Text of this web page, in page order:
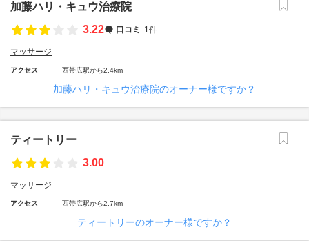
加藤ハリ・キュウ治療院
3.22
口コミ 1件
マッサージ
アクセス 西帯広駅から2.4km
加藤ハリ・キュウ治療院のオーナー様ですか？
ティートリー
3.00
マッサージ
アクセス 西帯広駅から2.7km
ティートリーのオーナー様ですか？